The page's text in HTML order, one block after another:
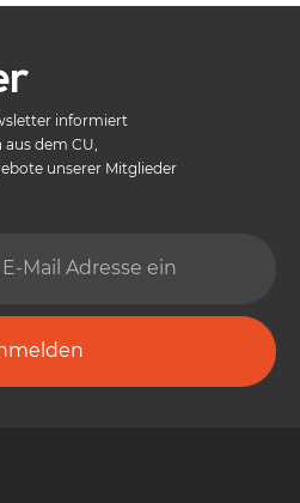
informiert
dem CU,
unserer Mitglieder